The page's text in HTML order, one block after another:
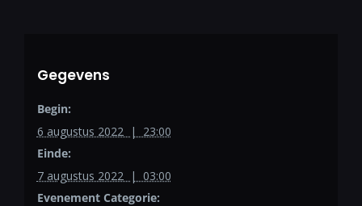
Gegevens
Begin:
6 augustus 2022 | 23:00
Einde:
7 augustus 2022 | 03:00
Evenement Categorie: